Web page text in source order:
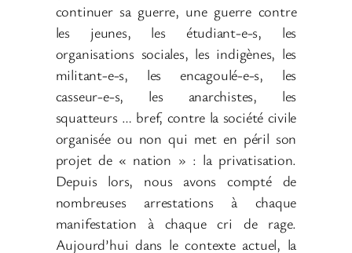
continuer sa guerre, une guerre contre
les jeunes, les étudiant-e-s, les
organisations sociales, les indigènes, les
militant-e-s, les encagoulé-e-s, les
casseur-e-s, les anarchistes, les
squatteurs … bref, contre la société civile
organisée ou non qui met en péril son
projet de « nation » : la privatisation.
Depuis lors, nous avons compté de
nombreuses arrestations à chaque
manifestation à chaque cri de rage.
Aujourd’hui dans le contexte actuel, la